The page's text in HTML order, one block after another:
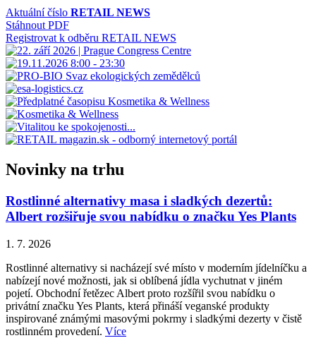
Aktuální číslo RETAIL NEWS
Stáhnout PDF
Registrovat k odběru RETAIL NEWS
Novinky na trhu
Rostlinné alternativy masa i sladkých dezertů:
Albert rozšiřuje svou nabídku o značku Yes Plants
1. 7. 2026
Rostlinné alternativy si nacházejí své místo v moderním jídelníčku a
nabízejí nové možnosti, jak si oblíbená jídla vychutnat v jiném
pojetí. Obchodní řetězec Albert proto rozšířil svou nabídku o
privátní značku Yes Plants, která přináší veganské produkty
inspirované známými masovými pokrmy i sladkými dezerty v čistě
rostlinném provedení. Více